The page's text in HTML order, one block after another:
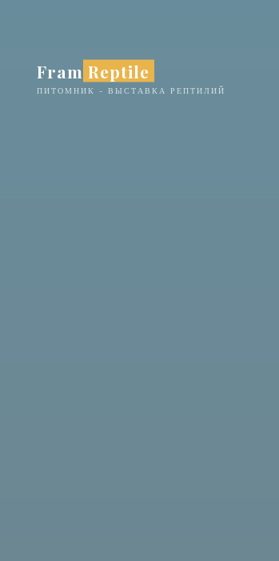
Fram Reptile
ПИТОМНИК - ВЫСТАВКА РЕПТИЛИЙ